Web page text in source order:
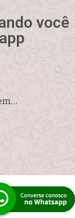
você